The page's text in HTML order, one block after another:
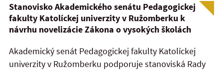
Stanovisko Akademického senátu Pedagogickej
fakulty Katolíckej univerzity v Ružomberku k
návrhu novelizácie Zákona o vysokých školách
Akademický senát Pedagogickej fakulty Katolíckej
univerzity v Ružomberku podporuje stanoviská Rady